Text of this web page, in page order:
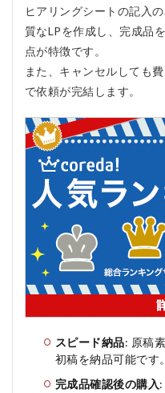
ラ
ズ
を
お
す
す
す
る
人
お
す
す
め
し
い
人
5
イ
よ
ヒアリングシートの記入
質なLPを作成し、完成品
点が特徴です。
また、キャンセルしても
で依頼が完結します。
スピード納品: 原稿
初稿を納品可能です。
完成品確認後の購入